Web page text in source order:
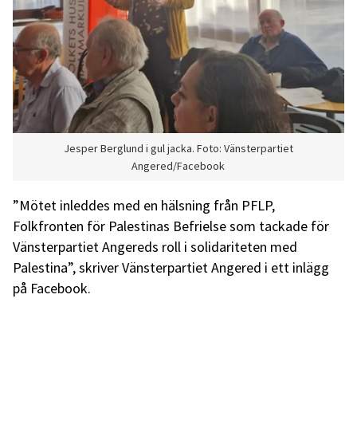
Jesper Berglund i gul jacka. Foto: Vänsterpartiet
Angered/Facebook
”Mötet inleddes med en hälsning från PFLP,
Folkfronten för Palestinas Befrielse som tackade för
Vänsterpartiet Angereds roll i solidariteten med
Palestina”, skriver Vänsterpartiet Angered i ett inlägg
på Facebook.